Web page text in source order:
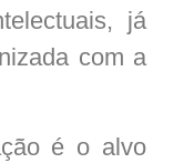
já
com a
é o alvo